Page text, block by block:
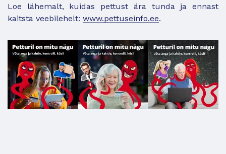
Loe lähemalt, kuidas pettust ära tunda ja ennast
kaitsta veebilehelt: www.pettuseinfo.ee.